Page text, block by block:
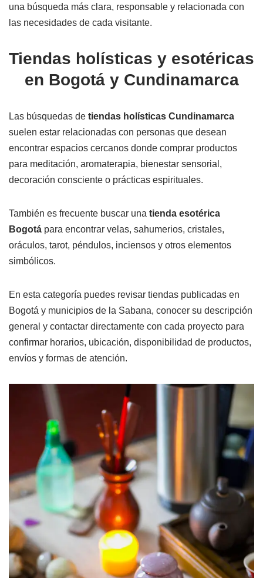
una búsqueda más clara, responsable y relacionada con
las necesidades de cada visitante.
Tiendas holísticas y esotéricas
en Bogotá y Cundinamarca
Las búsquedas de tiendas holísticas Cundinamarca
suelen estar relacionadas con personas que desean
encontrar espacios cercanos donde comprar productos
para meditación, aromaterapia, bienestar sensorial,
decoración consciente o prácticas espirituales.
También es frecuente buscar una tienda esotérica
Bogotá para encontrar velas, sahumerios, cristales,
oráculos, tarot, péndulos, inciensos y otros elementos
simbólicos.
En esta categoría puedes revisar tiendas publicadas en
Bogotá y municipios de la Sabana, conocer su descripción
general y contactar directamente con cada proyecto para
confirmar horarios, ubicación, disponibilidad de productos,
envíos y formas de atención.